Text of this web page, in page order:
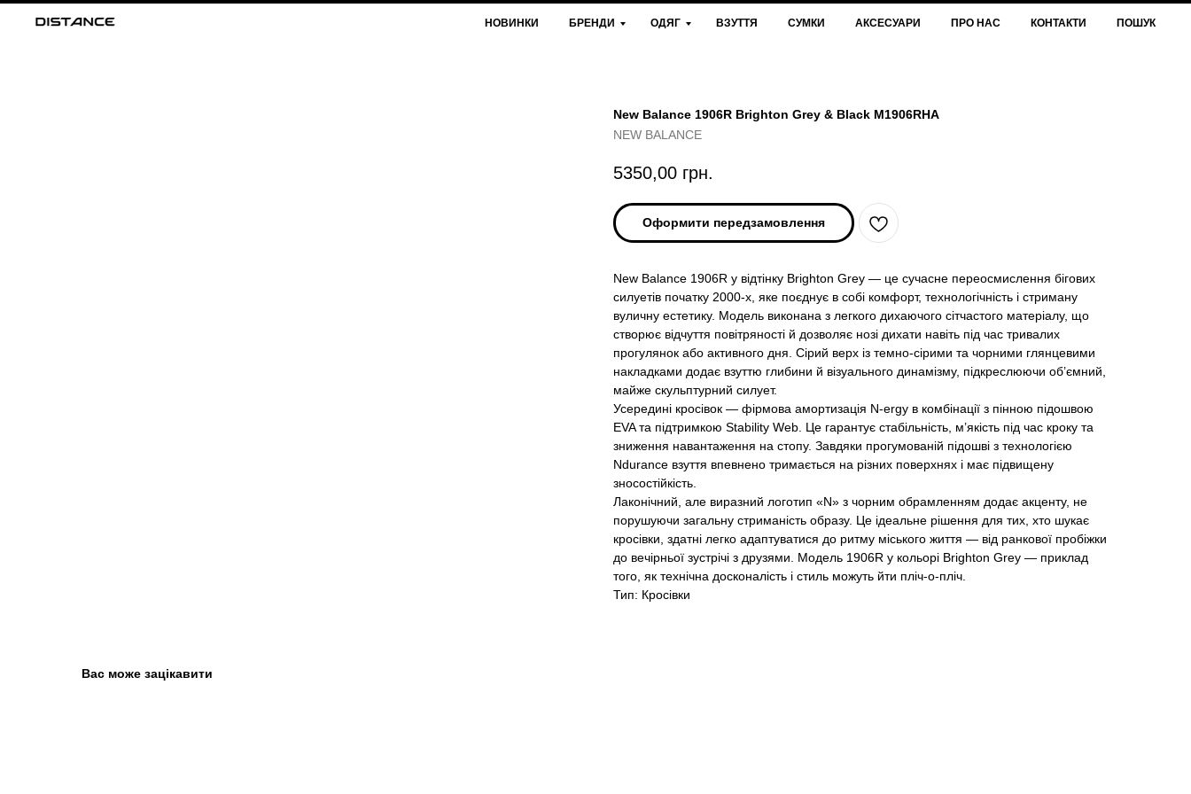
НОВИНКИ БРЕНДИ ОДЯГ ВЗУТТЯ СУМКИ АКСЕСУАРИ ПРО НАС КОНТАКТИ ПОШУК
New Balance 1906R Brighton Grey & Black M1906RHA
NEW BALANCE
5350,00 грн.
Оформити передзамовлення
New Balance 1906R у відтінку Brighton Grey — це сучасне переосмислення бігових
силуетів початку 2000-х, яке поєднує в собі комфорт, технологічність і стриману
вуличну естетику. Модель виконана з легкого дихаючого сітчастого матеріалу, що
створює відчуття повітряності й дозволяє нозі дихати навіть під час тривалих
прогулянок або активного дня. Сірий верх із темно-сірими та чорними глянцевими
накладками додає взуттю глибини й візуального динамізму, підкреслюючи об’ємний,
майже скульптурний силует.
Усередині кросівок — фірмова амортизація N-ergy в комбінації з пінною підошвою
EVA та підтримкою Stability Web. Це гарантує стабільність, м’якість під час кроку та
зниження навантаження на стопу. Завдяки прогумованій підошві з технологією
Ndurance взуття впевнено тримається на різних поверхнях і має підвищену
зносостійкість.
Лаконічний, але виразний логотип «N» з чорним обрамленням додає акценту, не
порушуючи загальну стриманість образу. Це ідеальне рішення для тих, хто шукає
кросівки, здатні легко адаптуватися до ритму міського життя — від ранкової пробіжки
до вечірньої зустрічі з друзями. Модель 1906R у кольорі Brighton Grey — приклад
того, як технічна досконалість і стиль можуть йти пліч-о-пліч.
Тип: Кросівки
Вас може зацікавити